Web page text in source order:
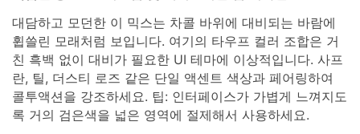
대담하고 모던한 이 믹스는 차콜 바위에 대비되는 바람에
휩쓸린 모래처럼 보입니다. 여기의 타우프 컬러 조합은 거
친 흑백 없이 대비가 필요한 UI 테마에 이상적입니다. 사프
란, 틸, 더스티 로즈 같은 단일 액센트 색상과 페어링하여
콜투액션을 강조하세요. 팁: 인터페이스가 가볍게 느껴지도
록 거의 검은색을 넓은 영역에 절제해서 사용하세요.